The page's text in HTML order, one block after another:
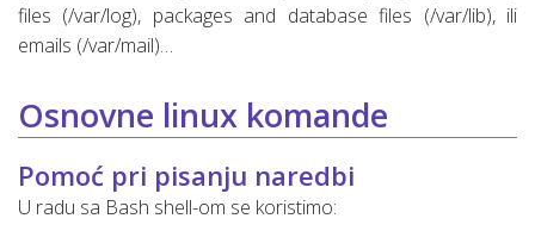
files (/var/log), packages and database files (/var/lib), ili
emails (/var/mail)…
Osnovne linux komande
Pomoć pri pisanju naredbi
U radu sa Bash shell-om se koristimo: